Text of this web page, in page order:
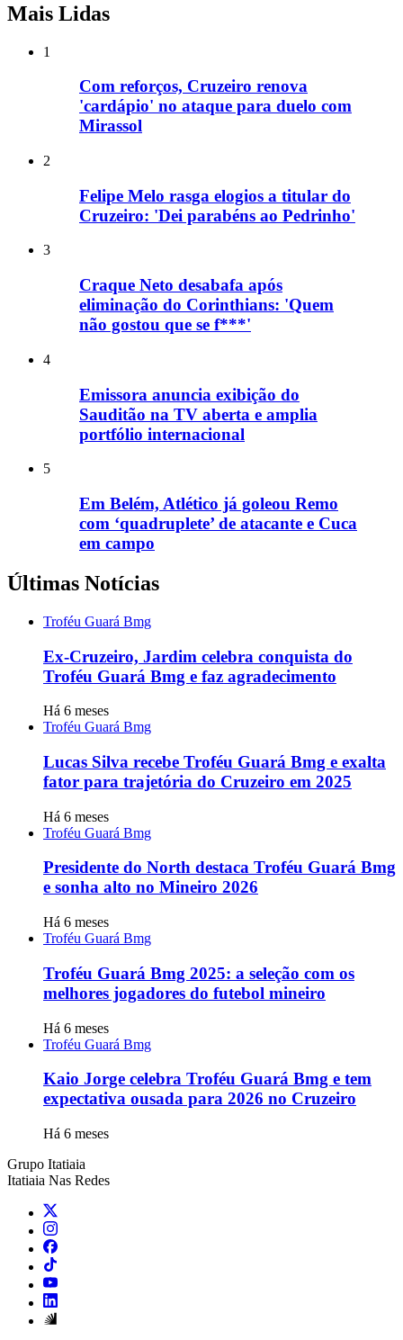
Mais Lidas
1
Com reforços, Cruzeiro renova
'cardápio' no ataque para duelo com
Mirassol
2
Felipe Melo rasga elogios a titular do
Cruzeiro: 'Dei parabéns ao Pedrinho'
3
Craque Neto desabafa após
eliminação do Corinthians: 'Quem
não gostou que se f***'
4
Emissora anuncia exibição do
Sauditão na TV aberta e amplia
portfólio internacional
5
Em Belém, Atlético já goleou Remo
com ‘quadruplete’ de atacante e Cuca
em campo
Últimas Notícias
Troféu Guará Bmg
Ex-Cruzeiro, Jardim celebra conquista do
Troféu Guará Bmg e faz agradecimento
Há 6 meses
Troféu Guará Bmg
Lucas Silva recebe Troféu Guará Bmg e exalta
fator para trajetória do Cruzeiro em 2025
Há 6 meses
Troféu Guará Bmg
Presidente do North destaca Troféu Guará Bmg
e sonha alto no Mineiro 2026
Há 6 meses
Troféu Guará Bmg
Troféu Guará Bmg 2025: a seleção com os
melhores jogadores do futebol mineiro
Há 6 meses
Troféu Guará Bmg
Kaio Jorge celebra Troféu Guará Bmg e tem
expectativa ousada para 2026 no Cruzeiro
Há 6 meses
Grupo Itatiaia
Itatiaia Nas Redes